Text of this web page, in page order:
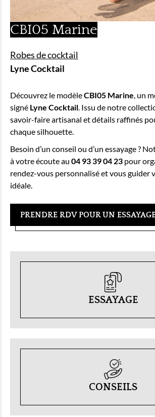
CBI05 Marine
Robes de cocktail
Lyne Cocktail
Découvrez le modèleCBI05 Marine , un
signé Lyne Cocktail . Issu de notre
savoir-faire artisanal et détails raffinés
chaque silhouette.
Besoin d’un conseil ou d’un essayage ?
à votre écoute au 04 93 39 04 23 pour
rendez-vous personnalisé et vous guider
idéale.
PRENDRE RDV POUR UN
ESSAYAGE
CONSEILS